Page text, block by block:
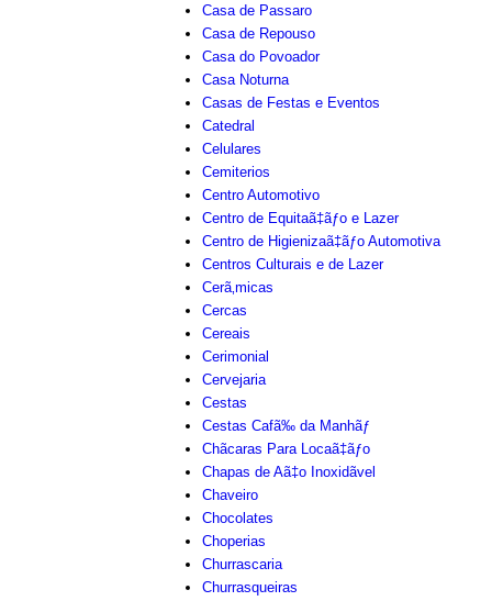
Casa de Passaro
Casa de Repouso
Casa do Povoador
Casa Noturna
Casas de Festas e Eventos
Catedral
Celulares
Cemiterios
Centro Automotivo
Centro de Equitaã‡ãƒo e Lazer
Centro de Higienizaã‡ãƒo Automotiva
Centros Culturais e de Lazer
Cerã‚micas
Cercas
Cereais
Cerimonial
Cervejaria
Cestas
Cestas Cafã‰ da Manhãƒ
Chãcaras Para Locaã‡ãƒo
Chapas de Aã‡o Inoxidãvel
Chaveiro
Chocolates
Choperias
Churrascaria
Churrasqueiras